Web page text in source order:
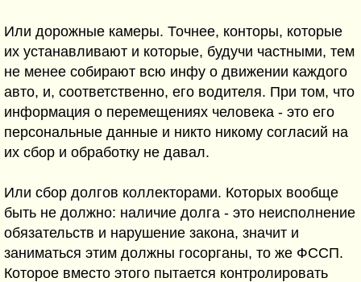
Или дорожные камеры. Точнее, конторы, которые
их устанавливают и которые, будучи частными, тем
не менее собирают всю инфу о движении каждого
авто, и, соответственно, его водителя. При том, что
информация о перемещениях человека - это его
персональные данные и никто никому согласий на
их сбор и обработку не давал.
Или сбор долгов коллекторами. Которых вообще
быть не должно: наличие долга - это неисполнение
обязательств и нарушение закона, значит и
заниматься этим должны госорганы, то же ФССП.
Которое вместо этого пытается контролировать